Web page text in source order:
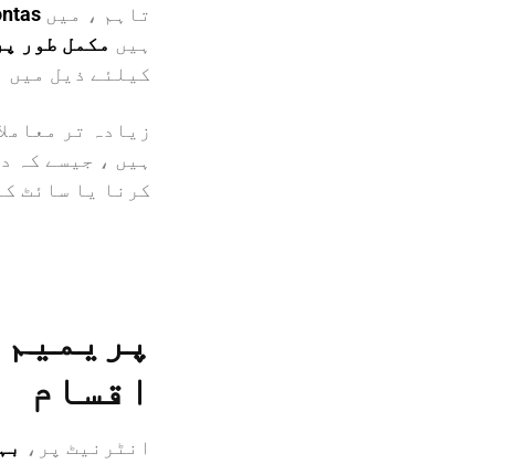
تاہم ، میں
ہیں مکمل طور
کیلئے ذیل میں
زیادہ تر
ہیں ، جیسے کہ
کرنا یا سائٹ
اقسام
انٹرنیٹ پر،